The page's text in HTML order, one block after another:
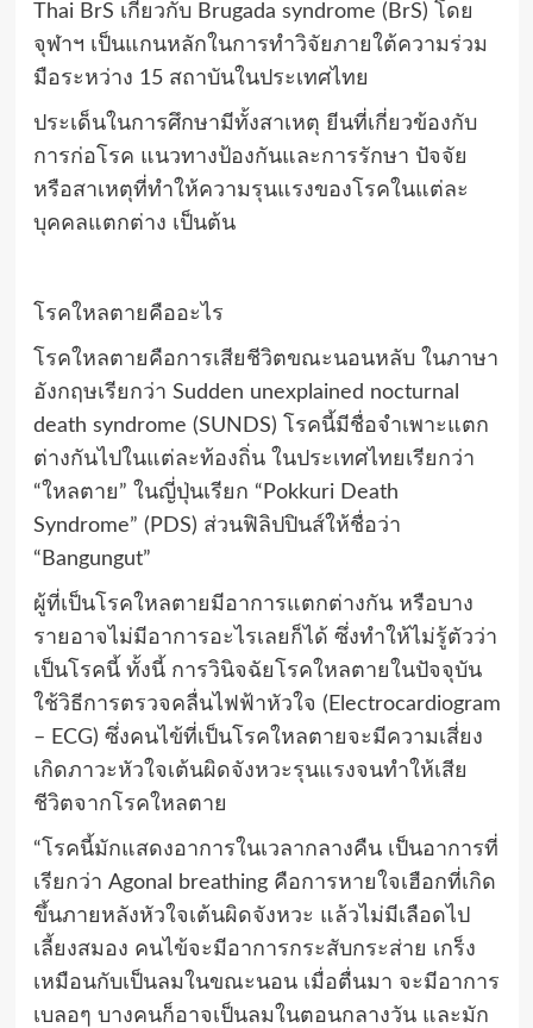
Thai BrS เกี่ยวกับ Brugada syndrome (BrS) โดย
จุฬาฯ เป็นแกนหลักในการทำวิจัยภายใต้ความร่วม
มือระหว่าง 15 สถาบันในประเทศไทย
ประเด็นในการศึกษามีทั้งสาเหตุ ยีนที่เกี่ยวข้องกับ
การก่อโรค แนวทางป้องกันและการรักษา ปัจจัย
หรือสาเหตุที่ทำให้ความรุนแรงของโรคในแต่ละ
บุคคลแตกต่าง เป็นต้น
โรคใหลตายคืออะไร
โรคใหลตายคือการเสียชีวิตขณะนอนหลับ ในภาษา
อังกฤษเรียกว่า Sudden unexplained nocturnal
death syndrome (SUNDS) โรคนี้มีชื่อจำเพาะแตก
ต่างกันไปในแต่ละท้องถิ่น ในประเทศไทยเรียกว่า
“ใหลตาย” ในญี่ปุ่นเรียก “Pokkuri Death
Syndrome” (PDS) ส่วนฟิลิปปินส์ให้ชื่อว่า
“Bangungut”
ผู้ที่เป็นโรคใหลตายมีอาการแตกต่างกัน หรือบาง
รายอาจไม่มีอาการอะไรเลยก็ได้ ซึ่งทำให้ไม่รู้ตัวว่า
เป็นโรคนี้ ทั้งนี้ การวินิจฉัยโรคใหลตายในปัจจุบัน
ใช้วิธีการตรวจคลื่นไฟฟ้าหัวใจ (Electrocardiogram
– ECG) ซึ่งคนไข้ที่เป็นโรคใหลตายจะมีความเสี่ยง
เกิดภาวะหัวใจเต้นผิดจังหวะรุนแรงจนทำให้เสีย
ชีวิตจากโรคใหลตาย
“โรคนี้มักแสดงอาการในเวลากลางคืน เป็นอาการที่
เรียกว่า Agonal breathing คือการหายใจเฮือกที่เกิด
ขึ้นภายหลังหัวใจเต้นผิดจังหวะ แล้วไม่มีเลือดไป
เลี้ยงสมอง คนไข้จะมีอาการกระสับกระส่าย เกร็ง
เหมือนกับเป็นลมในขณะนอน เมื่อตื่นมา จะมีอาการ
เบลอๆ บางคนก็อาจเป็นลมในตอนกลางวัน และมัก